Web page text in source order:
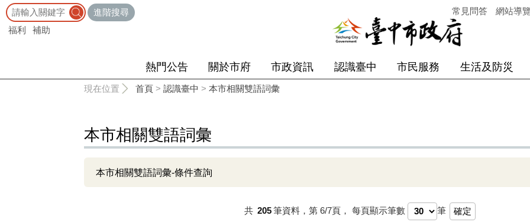
進階搜尋
福利
補助
常見問答 網站導
熱門公告 關於市府 市政資訊 認識臺中 市民服務 生活及防災
現在位置 首頁 > 認識臺中 > 本市相關雙語詞彙
本市相關雙語詞彙
本市相關雙語詞彙-條件查詢
共 205筆資料，第 6/7頁， 每頁顯示筆數 筆